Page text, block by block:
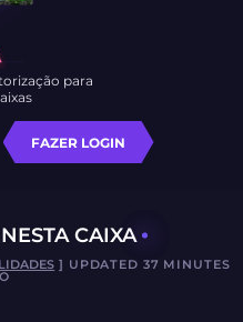
FAZER LOGIN
para
CAIXA
] UPDATED 37 MINUTES